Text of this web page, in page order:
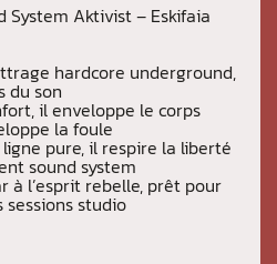
System Aktivist – Eskifaia
hardcore underground,
du son
il enveloppe le corps
la foule
pure, il respire la liberté
sound system
à l’esprit rebelle, prêt pour
sessions studio